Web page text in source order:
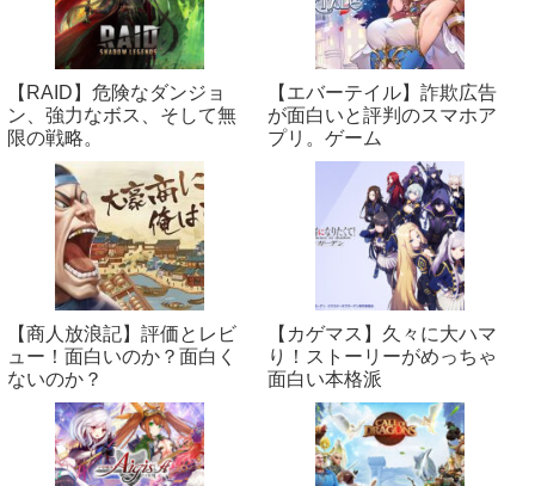
【RAID】危険なダンジョ
ン、強力なボス、そして無
限の戦略。
【エバーテイル】詐欺広告
が面白いと評判のスマホア
プリ。ゲーム
【商人放浪‪記】評価とレビ
ュー！面白いのか？面白く
ないのか？
【カゲマス】久々に大ハマ
り！ストーリーがめっちゃ
面白い本格派